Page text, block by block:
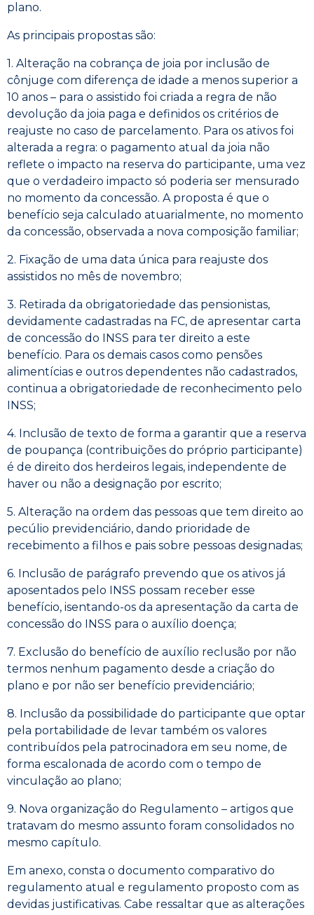
plano.
As principais propostas são:
1. Alteração na cobrança de joia por inclusão de
cônjuge com diferença de idade a menos superior a
10 anos – para o assistido foi criada a regra de não
devolução da joia paga e definidos os critérios de
reajuste no caso de parcelamento. Para os ativos foi
alterada a regra: o pagamento atual da joia não
reflete o impacto na reserva do participante, uma vez
que o verdadeiro impacto só poderia ser mensurado
no momento da concessão. A proposta é que o
benefício seja calculado atuarialmente, no momento
da concessão, observada a nova composição familiar;
2. Fixação de uma data única para reajuste dos
assistidos no mês de novembro;
3. Retirada da obrigatoriedade das pensionistas,
devidamente cadastradas na FC, de apresentar carta
de concessão do INSS para ter direito a este
benefício. Para os demais casos como pensões
alimentícias e outros dependentes não cadastrados,
continua a obrigatoriedade de reconhecimento pelo
INSS;
4. Inclusão de texto de forma a garantir que a reserva
de poupança (contribuições do próprio participante)
é de direito dos herdeiros legais, independente de
haver ou não a designação por escrito;
5. Alteração na ordem das pessoas que tem direito ao
pecúlio previdenciário, dando prioridade de
recebimento a filhos e pais sobre pessoas designadas;
6. Inclusão de parágrafo prevendo que os ativos já
aposentados pelo INSS possam receber esse
benefício, isentando-os da apresentação da carta de
concessão do INSS para o auxílio doença;
7. Exclusão do benefício de auxílio reclusão por não
termos nenhum pagamento desde a criação do
plano e por não ser benefício previdenciário;
8. Inclusão da possibilidade do participante que optar
pela portabilidade de levar também os valores
contribuídos pela patrocinadora em seu nome, de
forma escalonada de acordo com o tempo de
vinculação ao plano;
9. Nova organização do Regulamento – artigos que
tratavam do mesmo assunto foram consolidados no
mesmo capítulo.
Em anexo, consta o documento comparativo do
regulamento atual e regulamento proposto com as
devidas justificativas. Cabe ressaltar que as alterações